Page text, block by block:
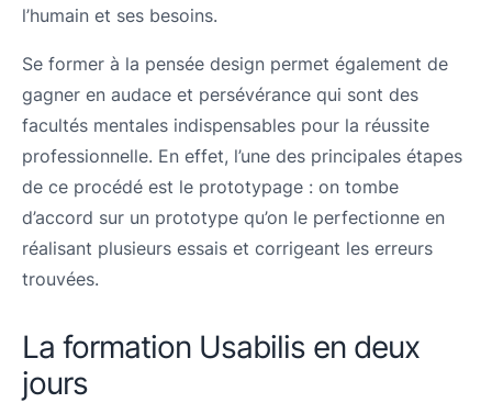
l’humain et ses besoins.
Se former à la pensée design permet également de
gagner en audace et persévérance qui sont des
facultés mentales indispensables pour la réussite
professionnelle. En effet, l’une des principales étapes
de ce procédé est le prototypage : on tombe
d’accord sur un prototype qu’on le perfectionne en
réalisant plusieurs essais et corrigeant les erreurs
trouvées.
La formation Usabilis en deux
jours